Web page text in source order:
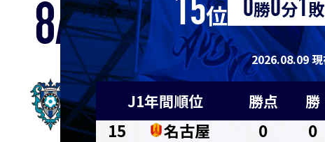
8/22Sat. 18:00
VS
15位 0勝0分1敗
2026.08.09
J1年間順位 勝点 勝
13
水戸 0 0
13
岡山 0 0
15
名古屋 0 0